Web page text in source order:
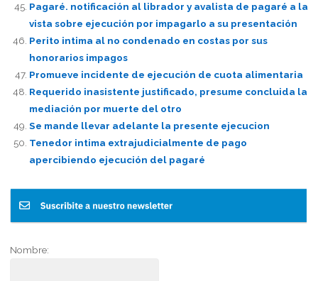
Pagaré. notificación al librador y avalista de pagaré a la
vista sobre ejecución por impagarlo a su presentación
Perito intima al no condenado en costas por sus
honorarios impagos
Promueve incidente de ejecución de cuota alimentaria
Requerido inasistente justificado, presume concluida la
mediación por muerte del otro
Se mande llevar adelante la presente ejecucion
Tenedor intima extrajudicialmente de pago
apercibiendo ejecución del pagaré
Nombre: